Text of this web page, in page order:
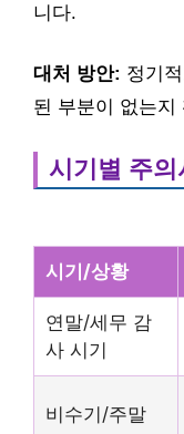
니다.
대처 방안: 정기
된 부분이 없는지
시기별 주의
시기/상황
연말/세무 감
사 시기
비수기/주말